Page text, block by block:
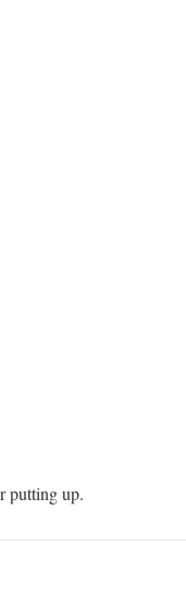
putting up.